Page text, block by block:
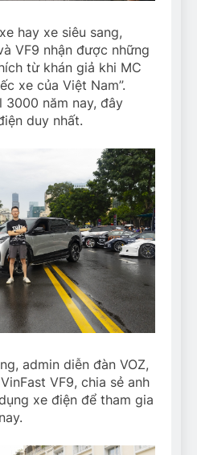
hay xe siêu sang,
VF9 nhận được những
từ khán giả khi MC
xe của Việt Nam”.
3000 năm nay, đây
duy nhất.
admin diễn đàn VOZ,
VF9, chia sẻ anh
xe điện để tham gia